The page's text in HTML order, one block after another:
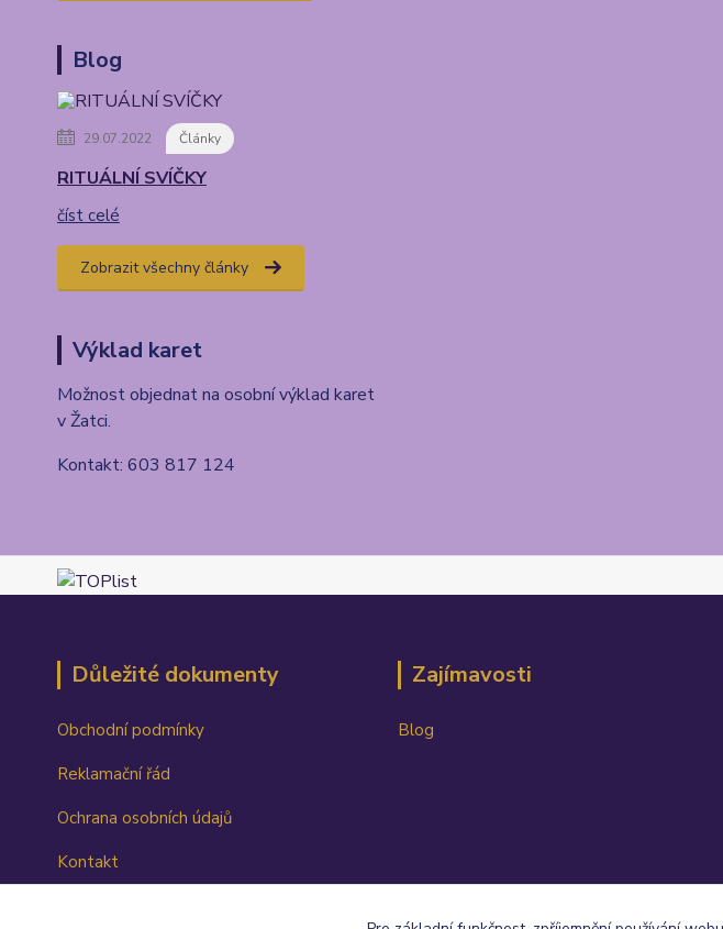
Blog
29.07.2022 Články
RITUÁLNÍ SVÍČKY
číst celé
Zobrazit všechny články
Výklad karet
Možnost objednat na osobní výklad karet
v Žatci.
Kontakt: 603 817 124
Důležité dokumenty
Obchodní podmínky
Reklamační řád
Ochrana osobních údajů
Kontakt
Zajímavosti
Blog